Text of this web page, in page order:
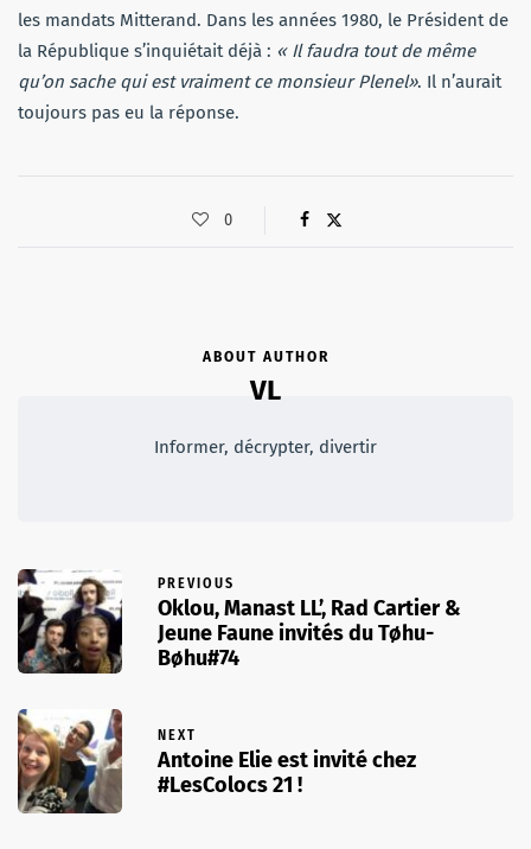
les mandats Mitterand. Dans les années 1980, le Président de
la République s’inquiétait déjà : « Il faudra tout de même
qu’on sache qui est vraiment ce monsieur Plenel». Il n’aurait
toujours pas eu la réponse.
0
ABOUT AUTHOR
VL
Informer, décrypter, divertir
PREVIOUS
Oklou, Manast LL’, Rad Cartier &
Jeune Faune invités du Tøhu-
Bøhu#74
NEXT
Antoine Elie est invité chez
#LesColocs 21 !